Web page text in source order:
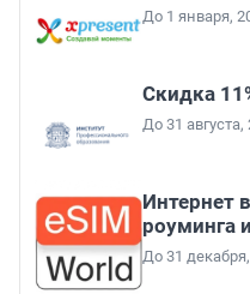
До 1 января,
Скидка
До 31 августа,
Интернет
роуминга
До 31